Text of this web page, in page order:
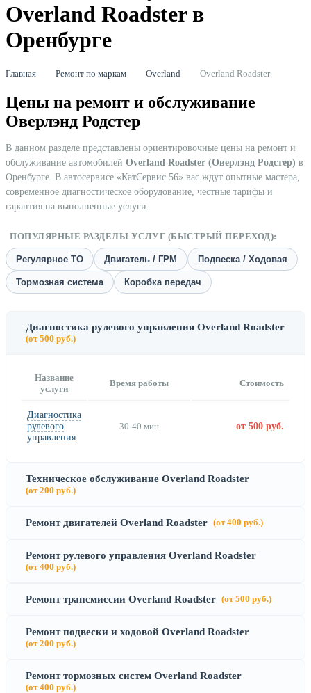
Overland Roadster в
Оренбурге
Главная Ремонт по маркам Overland Overland Roadster
Цены на ремонт и обслуживание
Оверлэнд Родстер
В данном разделе представлены ориентировочные цены на ремонт и
обслуживание автомобилей Overland Roadster (Оверлэнд Родстер) в
Оренбурге. В автосервисе «КатСервис 56» вас ждут опытные мастера,
современное диагностическое оборудование, честные тарифы и
гарантия на выполненные услуги.
ПОПУЛЯРНЫЕ РАЗДЕЛЫ УСЛУГ (БЫСТРЫЙ ПЕРЕХОД):
Регулярное ТО Двигатель / ГРМ Подвеска / Ходовая
Тормозная система Коробка передач
Диагностика рулевого управления Overland Roadster
(от 500 руб.)
Название
услуги
Время работы Стоимость
Диагностика
рулевого
управления
30-40 мин от 500 руб.
Техническое обслуживание Overland Roadster
(от 200 руб.)
Ремонт двигателей Overland Roadster (от 400 руб.)
Ремонт рулевого управления Overland Roadster
(от 400 руб.)
Ремонт трансмиссии Overland Roadster (от 500 руб.)
Ремонт подвески и ходовой Overland Roadster
(от 200 руб.)
Ремонт тормозных систем Overland Roadster
(от 400 руб.)